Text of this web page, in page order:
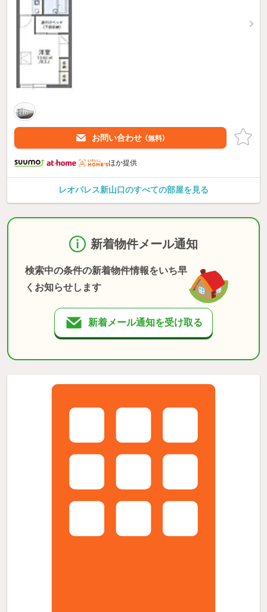
お問い合わせ （無料）
ほか提供
レオパレス新山口のすべての部屋を見る
新着物件メール通知
検索中の条件の新着物件情報をいち早
くお知らせします
新着メール通知を受け取る